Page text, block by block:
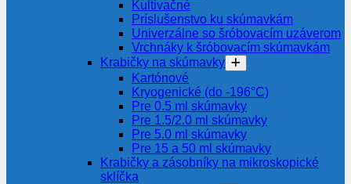
Kultivačné
Príslušenstvo ku skúmavkám
Univerzálne so šróbovacím uzáverom
Vrchnáky k šróbovacím skúmavkám
Krabičky na skúmavky
Kartónové
Kryogenické (do -196°C)
Pre 0.5 ml skúmavky
Pre 1.5/2.0 ml skúmavky
Pre 5.0 ml skúmavky
Pre 15 a 50 ml skúmavky
Krabičky a zásobníky na mikroskopické
sklíčka